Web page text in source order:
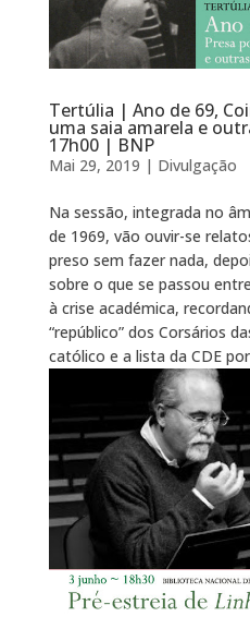
Tertúlia | Ano de 69,
uma saia amarela e
17h00 | BNP
Mai 29, 2019 | Divulgação
Na sessão, integrada no
de 1969, vão ouvir-se
preso sem fazer nada,
sobre o que se passou
à crise académica,
“repúblico” dos Corsários
católico e a lista da CDE